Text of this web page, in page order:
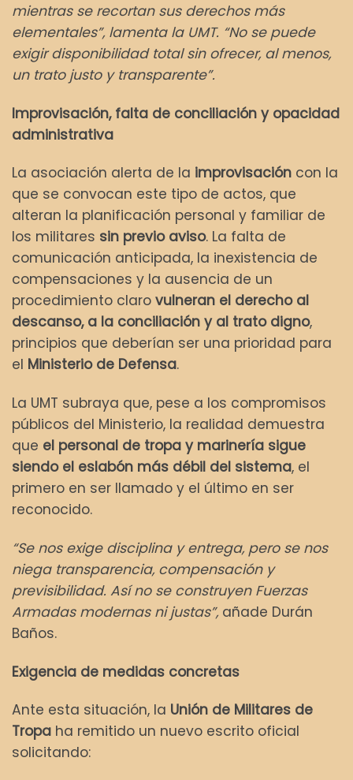
mientras se recortan sus derechos más
elementales”, lamenta la UMT. “No se puede
exigir disponibilidad total sin ofrecer, al menos,
un trato justo y transparente”.
Improvisación, falta de conciliación y opacidad
administrativa
La asociación alerta de la improvisación con la
que se convocan este tipo de actos, que
alteran la planificación personal y familiar de
los militares sin previo aviso. La falta de
comunicación anticipada, la inexistencia de
compensaciones y la ausencia de un
procedimiento claro vulneran el derecho al
descanso, a la conciliación y al trato digno,
principios que deberían ser una prioridad para
el Ministerio de Defensa.
La UMT subraya que, pese a los compromisos
públicos del Ministerio, la realidad demuestra
que el personal de tropa y marinería sigue
siendo el eslabón más débil del sistema, el
primero en ser llamado y el último en ser
reconocido.
“Se nos exige disciplina y entrega, pero se nos
niega transparencia, compensación y
previsibilidad. Así no se construyen Fuerzas
Armadas modernas ni justas”, añade Durán
Baños.
Exigencia de medidas concretas
Ante esta situación, la Unión de Militares de
Tropa ha remitido un nuevo escrito oficial
solicitando: